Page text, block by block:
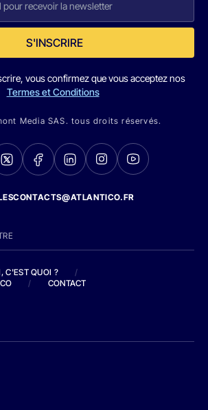
S'INSCRIRE
vous confirmez que vous acceptez nos
Termes et Conditions
Media SAS. tous droits réservés.
C'EST QUOI ?
/
/ CONTACT